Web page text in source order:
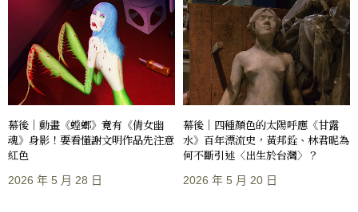
幕後｜動畫《螳螂》竟有《倩女幽
魂》身影！要看懂謝文明作品先注意
紅色
2026 年 5 月 28 日
幕後｜四種顏色的太陽呼應《甘露
水》百年漂流史，黃邦銓、林君昵為
何不斷引述〈出生於台灣〉？
2026 年 5 月 20 日